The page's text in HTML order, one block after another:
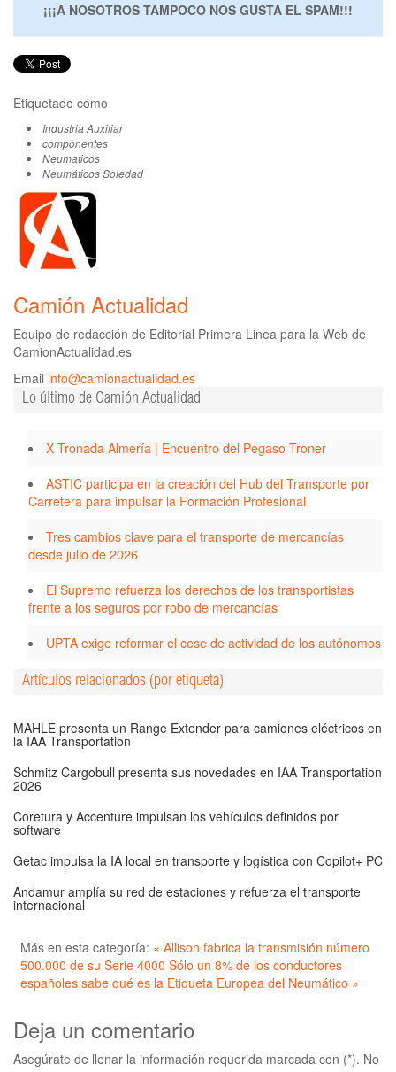
¡¡¡A NOSOTROS TAMPOCO NOS GUSTA EL SPAM!!!
Etiquetado como
Industria Auxiliar
componentes
Neumaticos
Neumáticos Soledad
Camión Actualidad
Equipo de redacción de Editorial Primera Linea para la Web de
CamionActualidad.es
Email info@camionactualidad.es
Lo último de Camión Actualidad
X Tronada Almería | Encuentro del Pegaso Troner
ASTIC participa en la creación del Hub del Transporte por
Carretera para impulsar la Formación Profesional
Tres cambios clave para el transporte de mercancías
desde julio de 2026
El Supremo refuerza los derechos de los transportistas
frente a los seguros por robo de mercancías
UPTA exige reformar el cese de actividad de los autónomos
Artículos relacionados (por etiqueta)
MAHLE presenta un Range Extender para camiones eléctricos en
la IAA Transportation
Schmitz Cargobull presenta sus novedades en IAA Transportation
2026
Coretura y Accenture impulsan los vehículos definidos por
software
Getac impulsa la IA local en transporte y logística con Copilot+ PC
Andamur amplía su red de estaciones y refuerza el transporte
internacional
Más en esta categoría: « Allison fabrica la transmisión número
500.000 de su Serie 4000 Sólo un 8% de los conductores
españoles sabe qué es la Etiqueta Europea del Neumático »
Deja un comentario
Asegúrate de llenar la información requerida marcada con (*). No